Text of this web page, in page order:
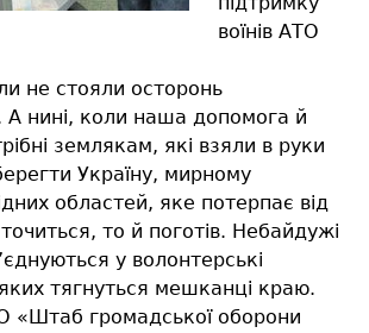
воїнів АТО
не стояли осторонь
А нині, коли наша допомога й
землякам, які взяли в руки
Україну, мирному
областей, яке потерпає від
то й поготів. Небайдужі
у волонтерські
тягнуться мешканці краю.
«Штаб громадської оборони